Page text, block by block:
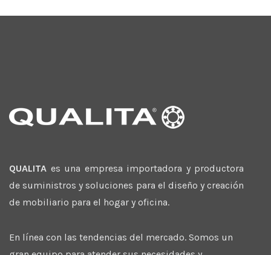
QUALITA es una empresa importadora y productora
de suministros y soluciones para el diseño y creación
de mobiliario para el hogar y oficina.
En línea con las tendencias del mercado. Somos un